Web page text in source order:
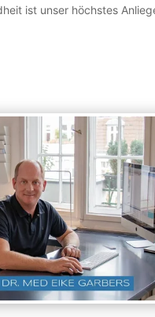
ist unser höchstes